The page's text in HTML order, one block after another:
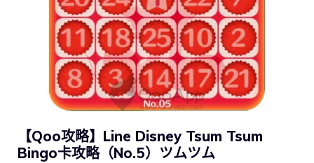
【Qoo攻略】Line Disney Tsum Tsum
Bingo卡攻略（No.5）ツムツム